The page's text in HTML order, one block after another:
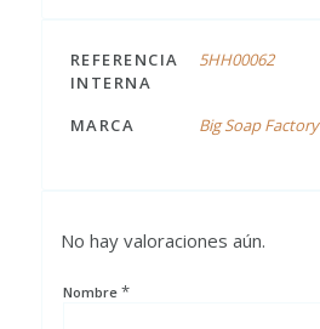
REFERENCIA
INTERNA
5HH00062
MARCA Big Soap Factory
No hay valoraciones aún.
Nombre *